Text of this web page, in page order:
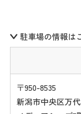
駐車場の情報は
〒950-8535
新潟市中央区万